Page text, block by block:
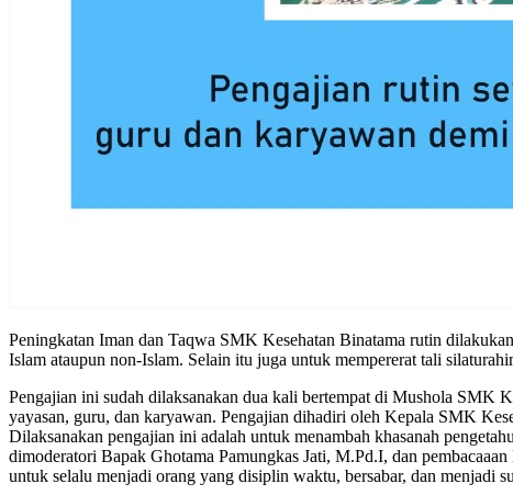
Peningkatan Iman dan Taqwa SMK Kesehatan Binatama rutin
Islam ataupun non-Islam. Selain itu juga untuk mempererat tali
Pengajian ini sudah dilaksanakan dua kali bertempat di Mushola SMK
yayasan, guru, dan karyawan. Pengajian dihadiri oleh Kepala SMK
Dilaksanakan pengajian ini adalah untuk menambah khasanah
dimoderatori Bapak Ghotama Pamungkas Jati, M.Pd.I, dan
untuk selalu menjadi orang yang disiplin waktu, bersabar, dan menjadi